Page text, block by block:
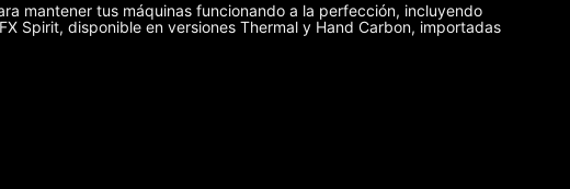
mantener tus máquinas funcionando a la perfección, incluyendo
Spirit, disponible en versiones Thermal y Hand Carbon, importadas